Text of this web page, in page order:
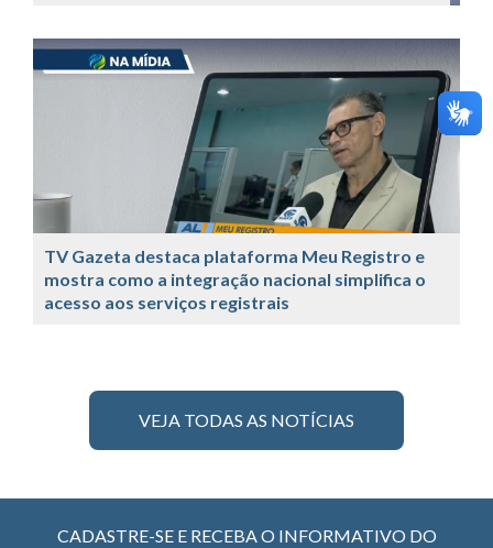
TV Gazeta destaca plataforma Meu Registro e
mostra como a integração nacional simplifica o
acesso aos serviços registrais
VEJA TODAS AS NOTÍCIAS
CADASTRE-SE E RECEBA O INFORMATIVO DO